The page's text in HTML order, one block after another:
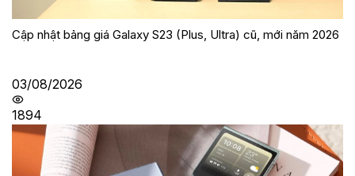
Cập nhật bảng giá Galaxy S23 (Plus, Ultra) cũ, mới năm 2026
03/08/2026
1894